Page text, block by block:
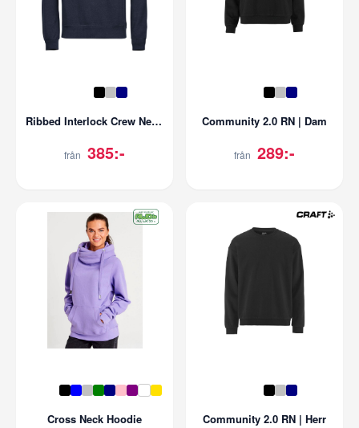
Ribbed Interlock Crew Neck | Herr
från 385:-
Community 2.0 RN | Dam
från 289:-
Cross Neck Hoodie Community 2.0 RN | Herr